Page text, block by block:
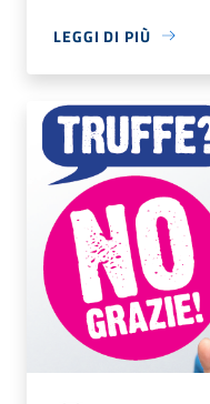
LEGGI DI PIÙ